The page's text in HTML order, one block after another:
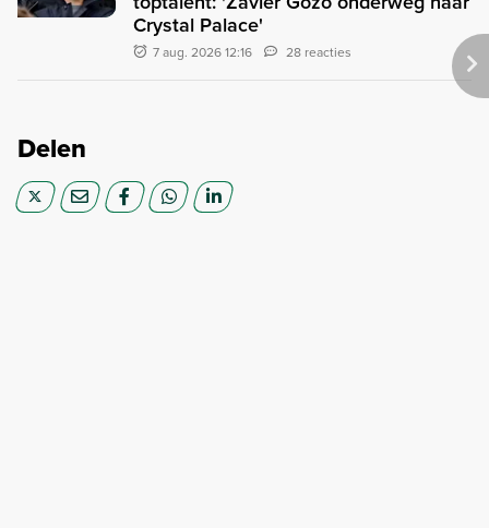
Crystal Palace'
7 aug. 2026 12:16 28 reacties
Delen